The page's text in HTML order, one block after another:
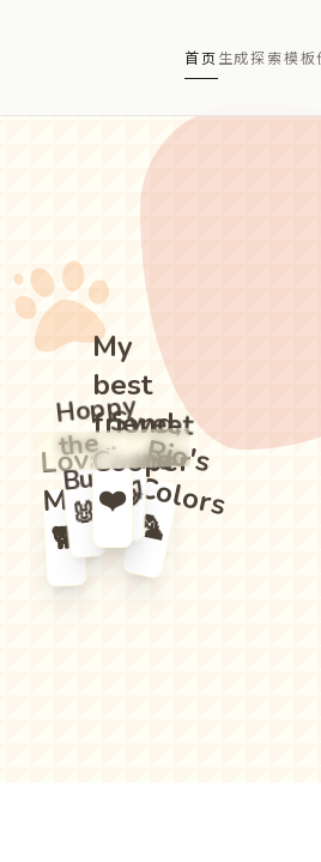
首页生成探索模板
My
best
friend,
Cooper
❤️
Sweet
Luna
😺
Hoppy
the
Bun
🐰
R
io
's
C
o
lo
r
s
🦜
Loyal
Max
🐕